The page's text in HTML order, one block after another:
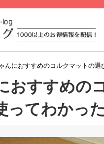
んにおすすめのコルクマットの
おすすめの
ってわかっ